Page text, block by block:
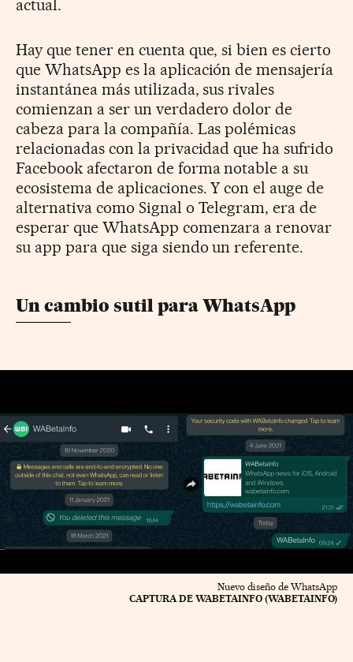
actual.
Hay que tener en cuenta que, si bien es cierto
que WhatsApp es la aplicación de mensajería
instantánea más utilizada, sus rivales
comienzan a ser un verdadero dolor de
cabeza para la compañía. Las polémicas
relacionadas con la privacidad que ha sufrido
Facebook afectaron de forma notable a su
ecosistema de aplicaciones. Y con el auge de
alternativa como Signal o Telegram, era de
esperar que WhatsApp comenzara a renovar
su app para que siga siendo un referente.
Un cambio sutil para WhatsApp
Nuevo diseño de WhatsApp
CAPTURA DE WABETAINFO (WABETAINFO)